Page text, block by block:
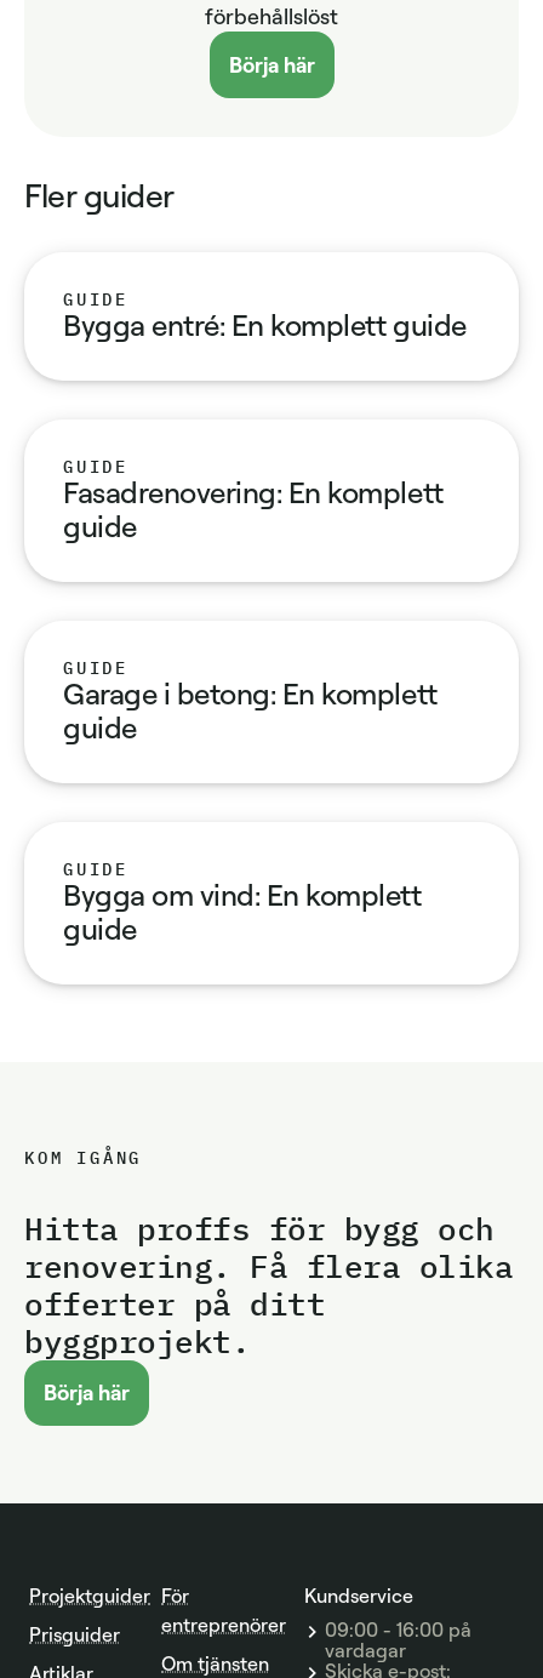
förbehållslöst
Börja här
Fler guider
GUIDE
Bygga entré: En komplett guide
GUIDE
Fasadrenovering: En komplett
guide
GUIDE
Garage i betong: En komplett
guide
GUIDE
Bygga om vind: En komplett
guide
KOM IGÅNG
Hitta proffs för bygg och
renovering. Få flera olika
offerter på ditt
byggprojekt.
Börja här
Projektguider
Prisguider
För
entreprenörer
Om tjänsten
Kundservice
09:00 - 16:00 på
vardagar
Skicka e-post: